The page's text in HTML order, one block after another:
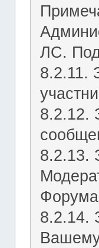
ЛС.
8.2.11.
8.2.12.
8.2.13.
8.2.14.